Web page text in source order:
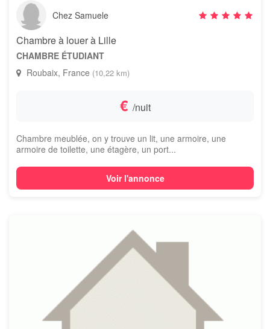
Chez Samuele
Chambre à louer à Lille
CHAMBRE ÉTUDIANT
Roubaix, France (10,22 km)
€ /nuit
Chambre meublée, on y trouve un lit, une armoire, une
armoire de toilette, une étagère, un port...
Voir l'annonce